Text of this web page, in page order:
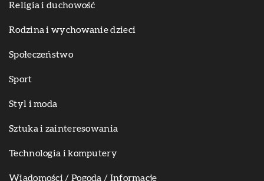
Religia i duchowość
Rodzina i wychowanie dzieci
Społeczeństwo
Sport
Styl i moda
Sztuka i zainteresowania
Technologia i komputery
Wiadomości / Pogoda / Informacje